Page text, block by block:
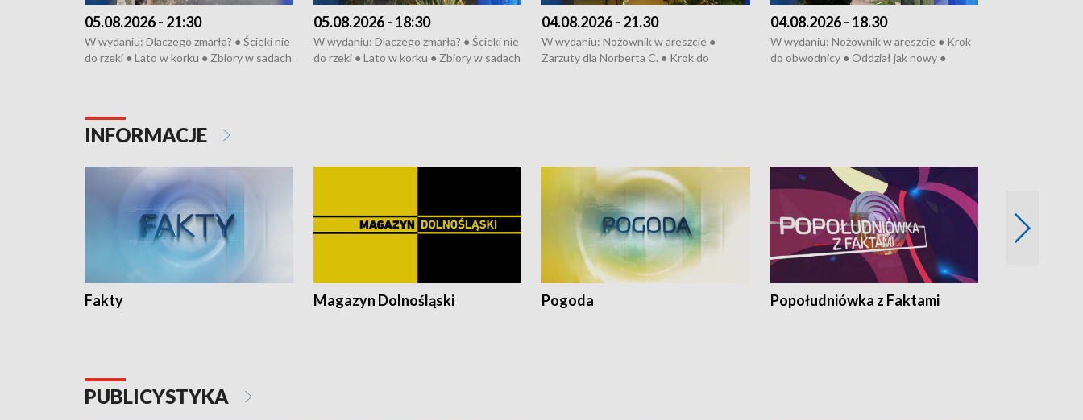
05.08.2026 - 21:30
W wydaniu: Dlaczego zmarła? ● Ścieki nie
do rzeki ● Lato w korku ● Zbiory w sadach
05.08.2026 - 18:30
W wydaniu: Dlaczego zmarła? ● Ścieki nie
do rzeki ● Lato w korku ● Zbiory w sadach
04.08.2026 - 21.30
W wydaniu: Nożownik w areszcie ●
Zarzuty dla Norberta C. ● Krok do
04.08.2026 - 18.30
W wydaniu: Nożownik w areszcie ● Krok
do obwodnicy ● Oddział jak nowy ●
INFORMACJE
Fakty Magazyn Dolnośląski Pogoda Popołudniówka z Faktami
PUBLICYSTYKA